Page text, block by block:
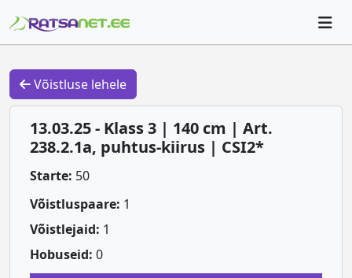
Võistluse lehele
13.03.25 - Klass 3 | 140 cm | Art.
238.2.1a, puhtus-kiirus | CSI2*
Starte: 50
Võistluspaare: 1
Võistlejaid: 1
Hobuseid: 0